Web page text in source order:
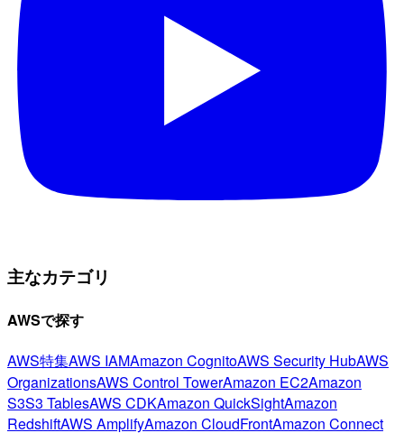
主なカテゴリ
AWSで探す
AWS特集AWS IAMAmazon CognitoAWS Security HubAWS
OrganizationsAWS Control TowerAmazon EC2Amazon
S3S3 TablesAWS CDKAmazon QuickSightAmazon
RedshiftAWS AmplifyAmazon CloudFrontAmazon Connect